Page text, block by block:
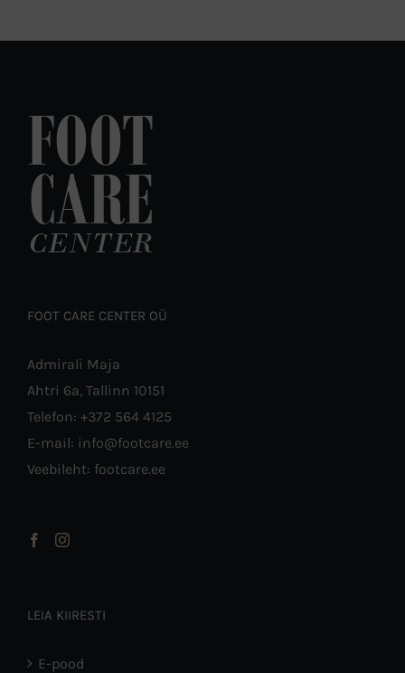
FOOT CARE CENTER OÜ
Admirali Maja
Ahtri 6a, Tallinn 10151
Telefon: +372 564 4125
E-mail: info@footcare.ee
Veebileht: footcare.ee
LEIA KIIRESTI
E-pood